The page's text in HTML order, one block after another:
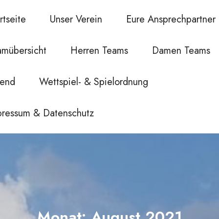
Unser Verein Eure Ansprechpartner
Herren Teams Damen Teams
Wettspiel- & Spielordnung
& Datenschutz